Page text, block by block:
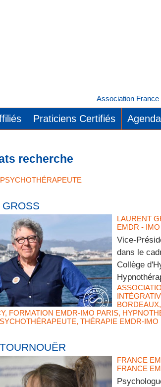
Association
Praticiens Certifiés
recherche
LAURENT
EMDR -
Vice-
dans le
Collège
BORDEAUX,
, FORMATION EMDR-IMO PARIS,
, THÉRAPIE EMDR-IMO
FRANCE
FRANCE